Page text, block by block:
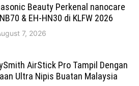
Beauty Perkenal nanocare
& EH-HN30 di KLFW 2026
7, 2026
AirStick Pro Tampil Dengan
Ultra Nipis Buatan Malaysia